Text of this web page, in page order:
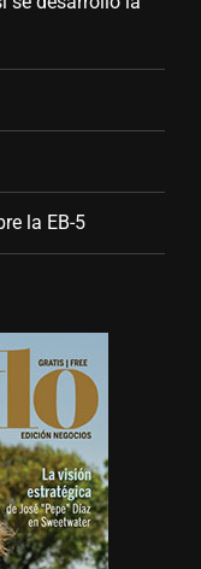
se desarrolló la
la EB-5